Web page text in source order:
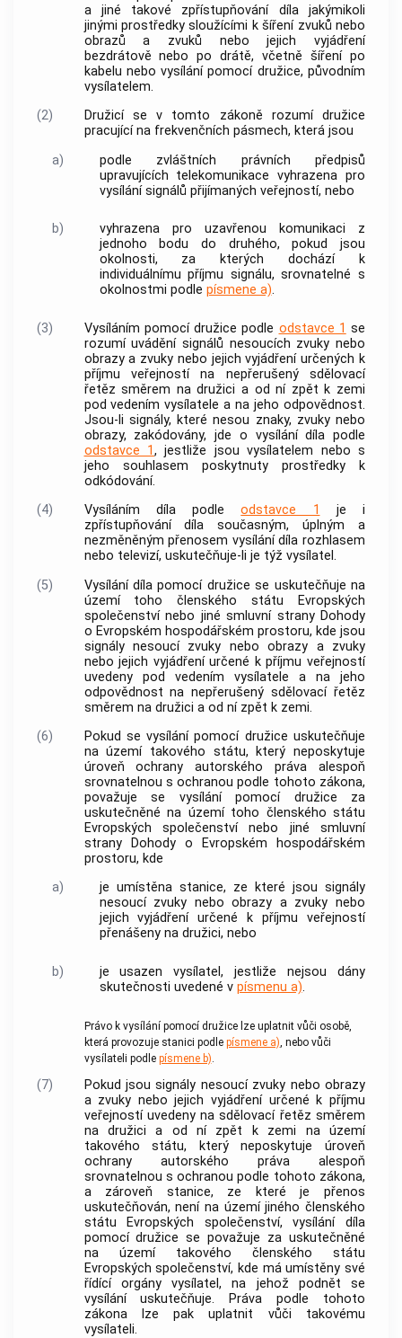
a jiné takové zpřístupňování díla jakýmikoli
jinými prostředky sloužícími k šíření zvuků nebo
obrazů a zvuků nebo jejich vyjádření
bezdrátově nebo po drátě, včetně šíření po
kabelu nebovysílání pomocí družice, původním
vysílatelem.
(2)
Družicíse v tomto zákoně rozumí družice
pracující na frekvenčních pásmech, která jsou
a)
podle zvláštních právních předpisů
upravujících telekomunikace vyhrazena pro
vysílánísignálů přijímaných veřejností, nebo
b)
vyhrazena pro uzavřenou komunikaci z
jednoho bodu do druhého, pokud jsou
okolnosti, za kterých dochází k
individuálnímu příjmu signálu, srovnatelné s
okolnostmi podle písmene a).
(3) Vysíláním pomocí družice podle odstavce 1 se
rozumí uvádění signálů nesoucích zvuky nebo
obrazy a zvuky nebo jejich vyjádření určených k
příjmu veřejností na nepřerušený sdělovací
řetěz směrem nadružici a od ní zpět k zemi
pod vedením vysílatele a na jeho odpovědnost.
Jsou-li signály, které nesou znaky, zvuky nebo
obrazy, zakódovány, jde o vysílánídíla podle
odstavce 1, jestliže jsou vysílatelem nebo s
jeho souhlasem poskytnuty prostředky k
odkódování.
(4)
Vysíláním díla podleodstavce 1
je i
zpřístupňování díla současným, úplným a
nezměněným přenosem vysílání díla rozhlasem
nebo televizí, uskutečňuje-li je týž vysílatel.
(5)
Vysílánídíla pomocí družice se uskutečňuje na
území toho členského státu Evropských
společenství nebo jiné smluvní strany Dohody
o Evropském hospodářském prostoru, kde jsou
signály nesoucí zvuky nebo obrazy a zvuky
nebo jejich vyjádření určené k příjmu veřejností
uvedeny pod vedením vysílatele a na jeho
odpovědnost na nepřerušený sdělovací řetěz
směrem na družici a od ní zpět k zemi.
(6)
Pokud sevysílání pomocí družice uskutečňuje
na území takového státu, který neposkytuje
úroveň ochrany autorského práva alespoň
srovnatelnou s ochranou podle tohoto zákona,
považuje se vysílání pomocí družice za
uskutečněné na území toho členského státu
Evropských společenství nebo jiné smluvní
strany Dohody o Evropském hospodářském
prostoru, kde
a)
je umístěna stanice, ze které jsou signály
nesoucí zvuky nebo obrazy a zvuky nebo
jejich vyjádření určené k příjmu veřejností
přenášeny na družici, nebo
b)
je usazen vysílatel, jestliže nejsou dány
skutečnosti uvedené v písmenu a).
Právo k vysílání pomocí družicelze uplatnit vůči osobě,
která provozuje stanici podle písmene a) , nebo vůči
vysílateli podle písmene b)
(7)
Pokud jsou signály nesoucí zvuky nebo obrazy
a zvuky nebo jejich vyjádření určené k příjmu
veřejností uvedeny na sdělovací řetěz směrem
na družici a od ní zpět k zemi na území
takového státu, který neposkytuje úroveň
ochrany autorského práva alespoň
srovnatelnou s ochranou podle tohoto zákona,
a zároveň stanice, ze které je přenos
uskutečňován, není na území jiného členského
státu Evropských společenství,vysílánídíla
pomocídružice se považuje za uskutečněné
na území takového členského státu
Evropských společenství, kde má umístěny své
řídící orgány vysílatel, na jehož podnět se
vysíláníuskutečňuje. Práva podle tohoto
zákona lze pak uplatnit vůči takovému
vysílateli.